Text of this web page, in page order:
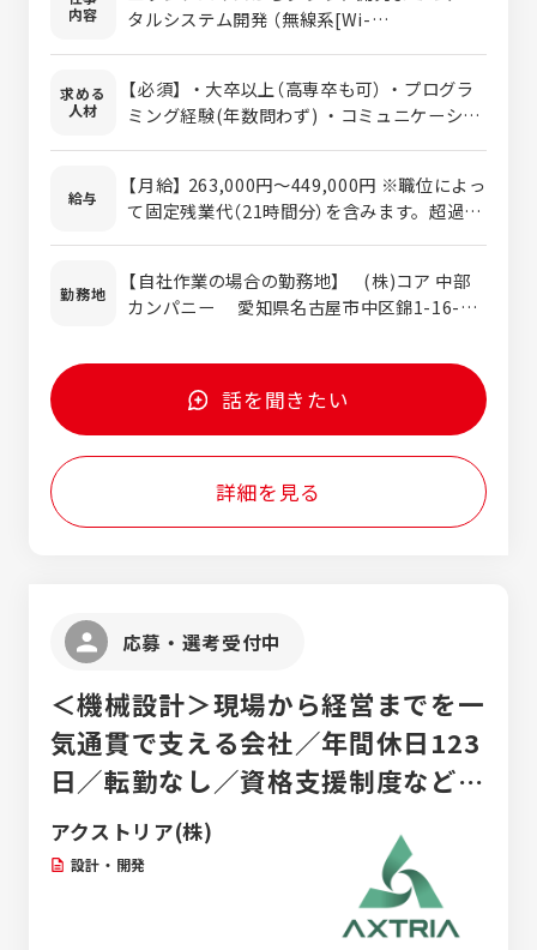
内容
タルシステム開発 （無線系[Wi-
【入社直後にアサインされるPJの例】 ◆概要
IoTカメラ開発 ◆全体像 デジタルカメラ
の開発 ◆当社の作業範囲（どの部分を作業す
るのか） ①IoTカメラ本体の無線制御開発
②IoTカメラと接続するスマートフォンア
制御開発 ②IoTカメラと接続するスマート
フォンアプリ（iOS/Android）の開発 （ク
②のいずれかの設計、製造、評価フェーズ
求める
人材
【必須】 ・大卒以上（高専卒も可） ・プログラ
ミング経験(年数問わず) ・コミュニケーショ
・車載関連開発経験者（車載キーワード、
ADAS、ECU、CAN等の開発経験がある）
給与
【月給】 263,000円～449,000円 ※職位によっ
て固定残業代（21時間分）を含みます。超過分
は6ヵ月です（その間の給与・待遇に差異はあ
りません）。 ※経験・能力を考慮の上、規定
績】 ・メンバー：507～674万円 ・リーダ
ー：599～929万円 ・マネージャー：834～
勤務地
【自社作業の場合の勤務地】 (株)コア 中部
カンパニー 愛知県名古屋市中区錦1-16-7
件により、お客様指定の作業場所となりま
す。（希望に配慮して配属先を決定） 【テレワ
ークの場合の補足説明】 特段の事情がある
場合(育児、介護、社員自身の傷病等)は、
テレワークを許可するケースがございます。
【作業場の割合】※ 全体を10とした場合 ・
自社作業 ：６ ・客先作業 ：３ ・テ
話を聞きたい
詳細を見る
応募・選考受付中
＜機械設計＞現場から経営までを一
気通貫で支える会社／年間休日123
日／転勤なし／資格支援制度など充
実した研修が魅力
アクストリア(株)
設計・開発